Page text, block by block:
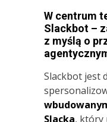
W centrum
Slackbot –
z myślą o
Slackbot jest
Slacka, który